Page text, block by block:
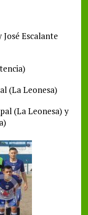
Escalante
(La Leonesa)
(La Leonesa) y